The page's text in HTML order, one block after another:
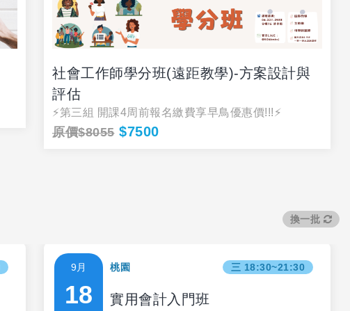
社會工作師學分班(遠距教學)-方案設計與
評估
⚡第三組 開課4周前報名繳費享早鳥優惠價!!!⚡
原價$8055$7500
換一批
9月
18
桃園 三 18:30~21:30
實用會計入門班